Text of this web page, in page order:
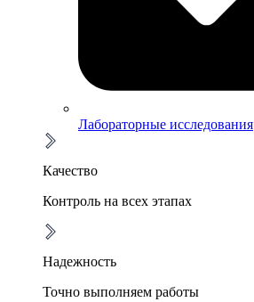
Лабораторные исследования
Качество
Контроль на всех этапах
Надежность
Точно выполняем работы